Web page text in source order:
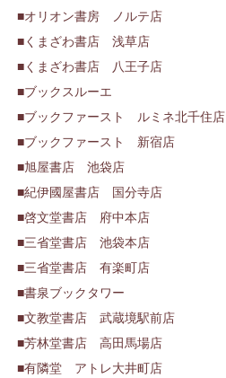
オリオン書房 ノルテ店
くまざわ書店 浅草店
くまざわ書店 八王子店
ブックスルーエ
ブックファースト ルミネ北千住店
ブックファースト 新宿店
旭屋書店 池袋店
紀伊國屋書店 国分寺店
啓文堂書店 府中本店
三省堂書店 池袋本店
三省堂書店 有楽町店
書泉ブックタワー
文教堂書店 武蔵境駅前店
芳林堂書店 高田馬場店
有隣堂 アトレ大井町店